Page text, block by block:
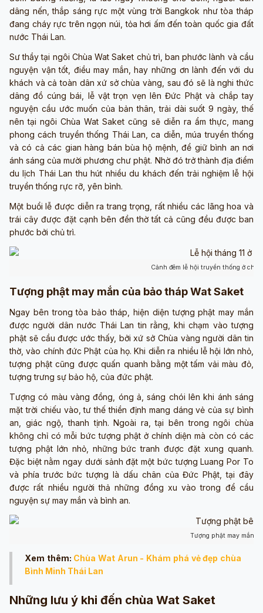
dâng nến, thắp sáng rực một vùng trời Bangkok như tòa tháp
đang cháy rực trên ngọn núi, tỏa hơi ấm đến toàn quốc gia đất
nước Thái Lan.
Sư thầy tại ngôi Chùa Wat Saket chủ trì, ban phước lành và cầu
nguyện vận tốt, điều may mắn, hay những ơn lành đến với du
khách và cả toàn dân xứ sở chùa vàng, sau đó sẽ là nghi thức
dâng đồ cúng bái, lễ vật trọn vẹn lên Đức Phật và chắp tay
nguyện cầu ước muốn của bản thân, trải dài suốt 9 ngày, thế
nên tại ngôi Chùa Wat Saket cũng sẽ diễn ra ẩm thực, mang
phong cách truyền thống Thái Lan, ca diễn, múa truyền thống
và có cả các gian hàng bán bùa hộ mệnh, để giữ bình an nơi
ánh sáng của mười phương chư phật. Nhờ đó trở thành địa điểm
du lịch Thái Lan thu hút nhiều du khách đến trải nghiệm lễ hội
truyền thống rực rỡ, yên bình.
Một buổi lễ được diễn ra trang trọng, rất nhiều các lãng hoa và
trái cây được đặt cạnh bên đền thờ tất cả cũng đều được ban
phước bởi chủ trì.
Cảnh đêm lễ hội truyền thống ở
Tượng phật may mắn của bảo tháp Wat Saket
Ngay bên trong tòa bảo tháp, hiện diện tượng phật may mắn
được người dân nước Thái Lan tin rằng, khi chạm vào tượng
phật sẽ cầu được ước thấy, bởi xứ sở Chùa vàng người dân tin
thờ, vào chính đức Phật của họ. Khi diễn ra nhiều lễ hội lớn nhỏ,
tượng phật cũng được quấn quanh bằng một tấm vải màu đỏ,
tượng trưng sự bảo hộ, của đức phật.
Tượng có màu vàng đồng, óng ả, sáng chói lên khi ánh sáng
mặt trời chiếu vào, tư thế thiền định mang dáng vẻ của sự bình
an, giác ngộ, thanh tịnh. Ngoài ra, tại bên trong ngôi chùa
không chỉ có mỗi bức tượng phật ở chính diện mà còn có các
tượng phật lớn nhỏ, những bức tranh được đặt xung quanh.
Đặc biệt nằm ngay dưới sảnh đặt một bức tượng Luang Por To
và phía trước bức tượng là dấu chân của Đức Phật, tại đây
được rất nhiều người thả những đồng xu vào trong để cầu
nguyện sự may mắn và bình an.
Tượng phật may mắn
Xem thêm: Chùa Wat Arun - Khám phá vẻ đẹp chùa
Bình Minh Thái Lan
Những lưu ý khi đến chùa Wat Saket